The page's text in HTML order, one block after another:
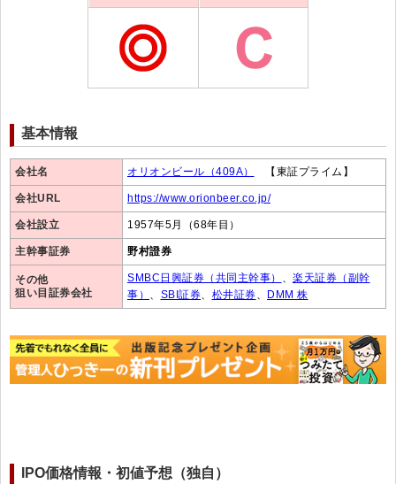
基本情報
会社名 オリオンビール（409A） 【東証プライム】
会社URL https://www.orionbeer.co.jp/
会社設立 1957年5月（68年目）
主幹事証券 野村證券
その他
狙い目証券会社
SMBC日興証券（共同主幹事） 、 楽天証券（副幹
事） 、 SBI証券、 松井証券、 DMM 株
IPO価格情報・初値予想（独自）